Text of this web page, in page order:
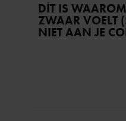
DÍT IS
ZWAAR VOELT
NIET AAN JE